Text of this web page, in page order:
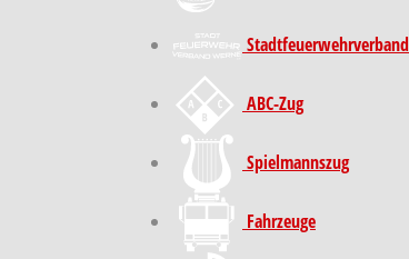
Stadt­feuer­wehr­verband
ABC-Zug
Spielmannszug
Fahrzeuge